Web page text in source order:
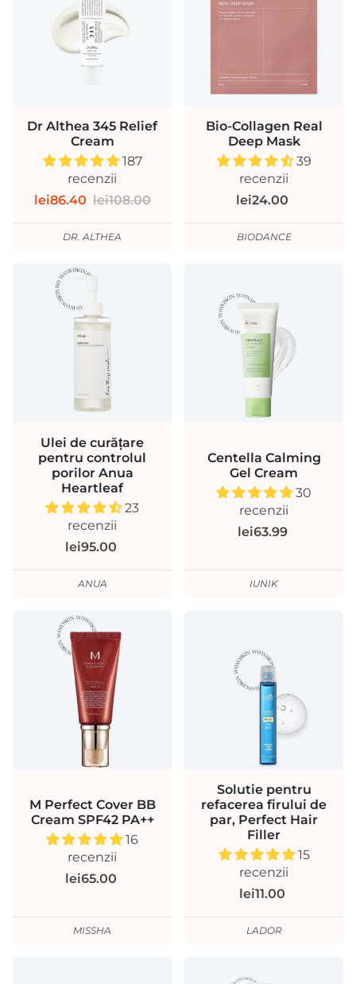
Dr Althea 345 Relief
Cream
187
recenzii
lei86.40 lei108.00
DR. ALTHEA
Bio-Collagen Real
Deep Mask
39
recenzii
lei24.00
BIODANCE
Ulei de curățare
pentru controlul
porilor Anua
Heartleaf
23
recenzii
lei95.00
ANUA
Centella Calming
Gel Cream
30
recenzii
lei63.99
IUNIK
M Perfect Cover BB
Cream SPF42 PA++
16
recenzii
lei65.00
MISSHA
Solutie pentru
refacerea firului de
par, Perfect Hair
Filler
15
recenzii
lei11.00
LADOR